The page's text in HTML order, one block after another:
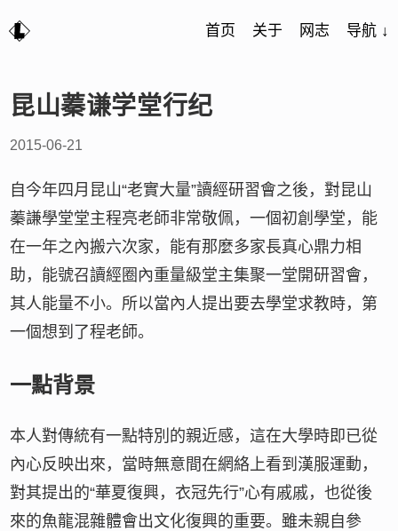
首页 关于 网志 导航 ↓
昆山蓁谦学堂行纪
2015-06-21
自今年四月昆山“老實大量”讀經研習會之後，對昆山
蓁謙學堂堂主程亮老師非常敬佩，一個初創學堂，能
在一年之內搬六次家，能有那麼多家長真心鼎力相
助，能號召讀經圈內重量級堂主集聚一堂開研習會，
其人能量不小。所以當內人提出要去學堂求教時，第
一個想到了程老師。
一點背景
本人對傳統有一點特別的親近感，這在大學時即已從
內心反映出來，當時無意間在網絡上看到漢服運動，
對其提出的“華夏復興，衣冠先行”心有戚戚，也從後
來的魚龍混雜體會出文化復興的重要。雖未親自參